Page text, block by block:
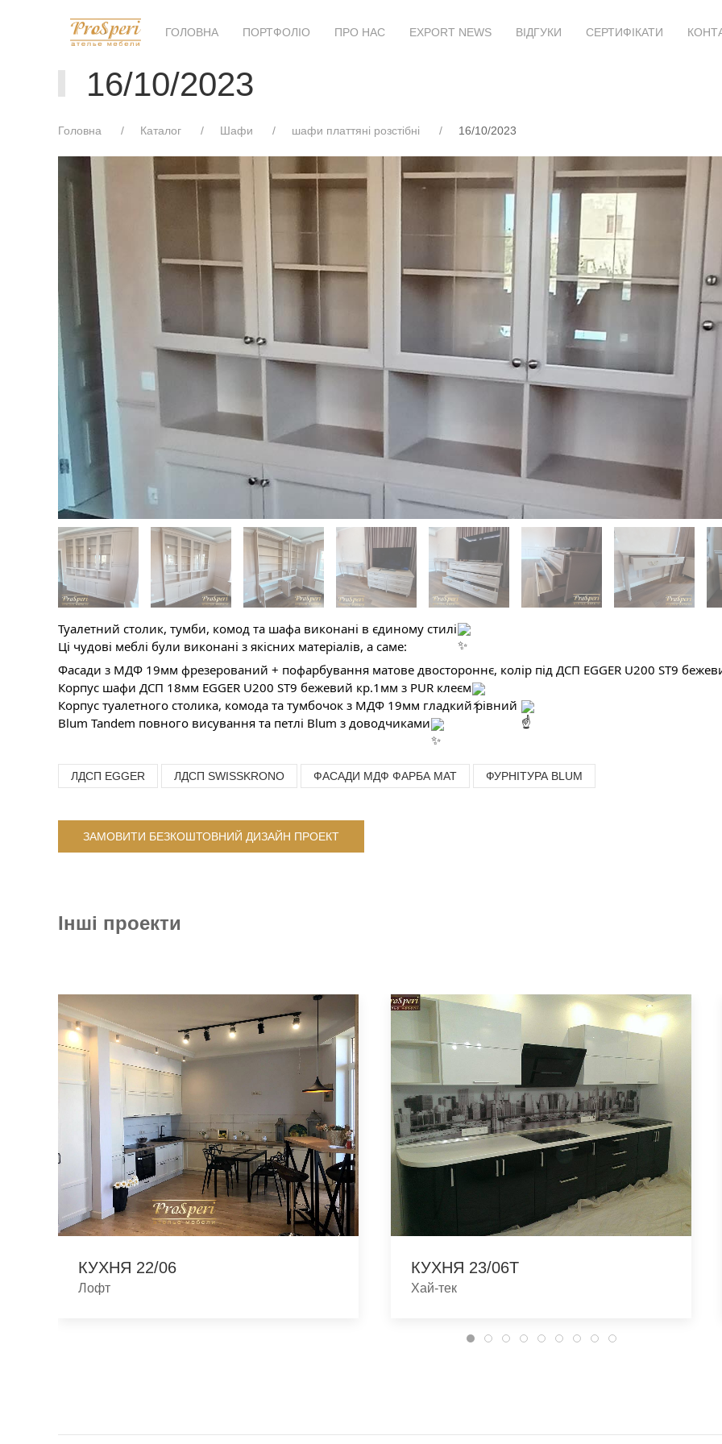
ГОЛОВНА ПОРТФОЛІО ПРО НАС EXPORT NEWS ВІДГУКИ СЕРТИФІКАТИ
16/10/2023
Головна Каталог Шафи шафи платтяні розстібні 16/10/2023
Туалетний столик, тумби, комод та шафа виконані в єдиному стилі
Ці чудові меблі були виконані з якісних матеріалів, а саме:
Фасади з МДФ 19мм фрезерований + пофарбування матове двостороннє, колір під ДСП EGGER U200 ST9
Корпус шафи ДСП 18мм EGGER U200 ST9 бежевий кр.1мм з PUR клеєм
Корпус туалетного столика, комода та тумбочок з МДФ 19мм гладкий рівний
Blum Tandem повного висування та петлі Blum з доводчиками
ЛДСП EGGER ЛДСП SWISSKRONO ФАСАДИ МДФ ФАРБА МАТ ФУРНІТУРА BLUM
ЗАМОВИТИ БЕЗКОШТОВНИЙ ДИЗАЙН ПРОЕКТ
Інші проекти
КУХНЯ 22/06
Лофт
КУХНЯ 23/06T
Хай-тек